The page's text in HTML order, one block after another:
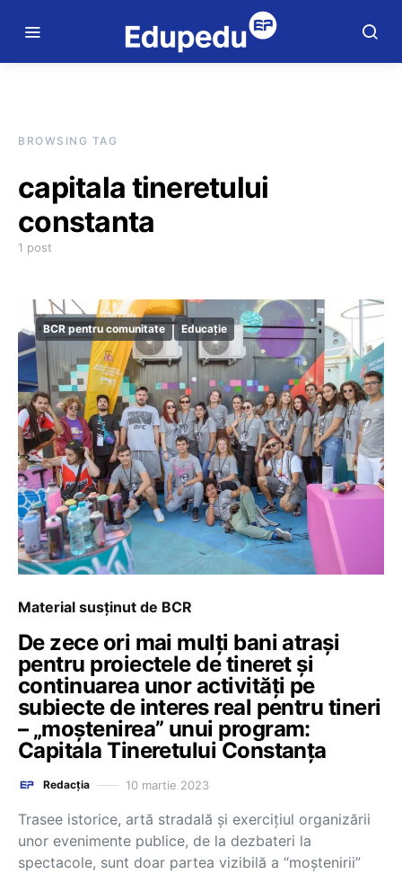
BROWSING TAG
capitala tineretului
constanta
1 post
BCR pentru comunitate Educație
Material susținut de BCR
De zece ori mai mulți bani atrași
pentru proiectele de tineret și
continuarea unor activități pe
subiecte de interes real pentru tineri
– „moștenirea” unui program:
Capitala Tineretului Constanța
Redacția 10 martie 2023
Trasee istorice, artă stradală și exercițiul organizării
unor evenimente publice, de la dezbateri la
spectacole, sunt doar partea vizibilă a “moștenirii”